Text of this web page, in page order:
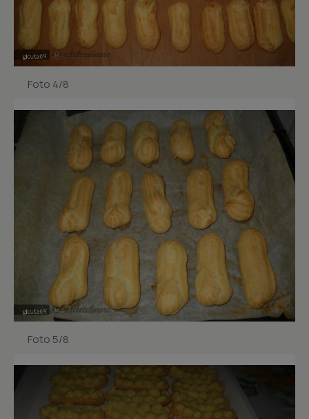
Foto 4/8
Foto 5/8